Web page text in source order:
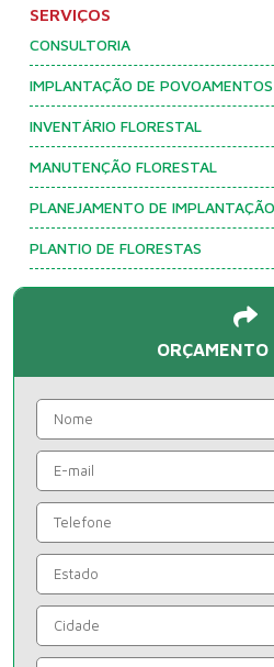
SERVIÇOS
CONSULTORIA
IMPLANTAÇÃO DE
INVENTÁRIO FLORESTAL
MANUTENÇÃO FLORESTAL
PLANEJAMENTO DE
PLANTIO DE FLORESTAS
ORÇAMENTO